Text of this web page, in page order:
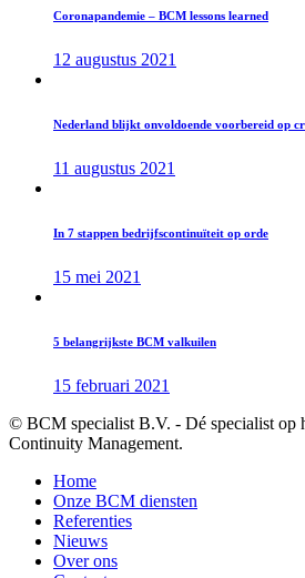
Coronapandemie – BCM lessons learned
12 augustus 2021
Nederland blijkt onvoldoende voorbereid op
11 augustus 2021
In 7 stappen bedrijfscontinuïteit op orde
15 mei 2021
5 belangrijkste BCM valkuilen
15 februari 2021
© BCM specialist B.V. - Dé specialist op
Continuity Management.
Home
Onze BCM diensten
Referenties
Nieuws
Over ons